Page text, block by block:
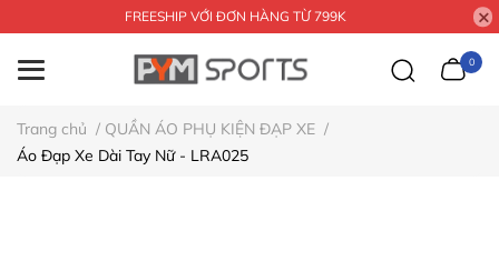
FREESHIP VỚI ĐƠN HÀNG TỪ 799K
0
Trang chủ / QUẦN ÁO PHỤ KIỆN ĐẠP XE /
Áo Đạp Xe Dài Tay Nữ - LRA025